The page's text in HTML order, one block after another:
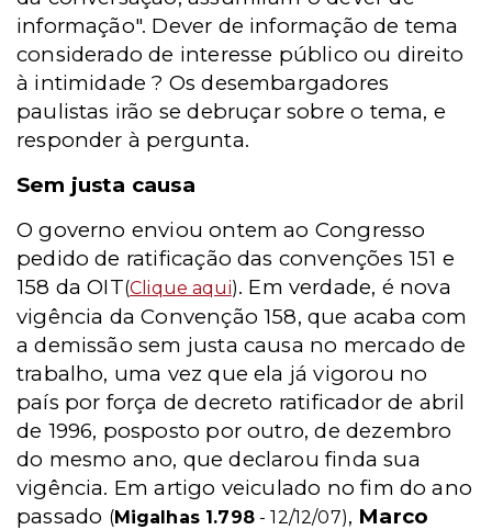
informação". Dever de informação de tema
considerado de interesse público ou direito
à intimidade ? Os desembargadores
paulistas irão se debruçar sobre o tema, e
responder à pergunta.
Sem justa causa
O governo enviou ontem ao Congresso
pedido de ratificação das convenções 151 e
158 da OIT(Clique aqui). Em verdade, é nova
vigência da Convenção 158, que acaba com
a demissão sem justa causa no mercado de
trabalho, uma vez que ela já vigorou no
país por força de decreto ratificador de abril
de 1996, posposto por outro, de dezembro
do mesmo ano, que declarou finda sua
vigência. Em artigo veiculado no fim do ano
passado (Migalhas 1.798- 12/12/07), Marco